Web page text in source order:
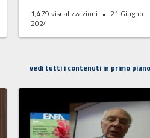
1,479 visualizzazioni
21 Giugno
2024
vedi tutti i contenuti in primo piano